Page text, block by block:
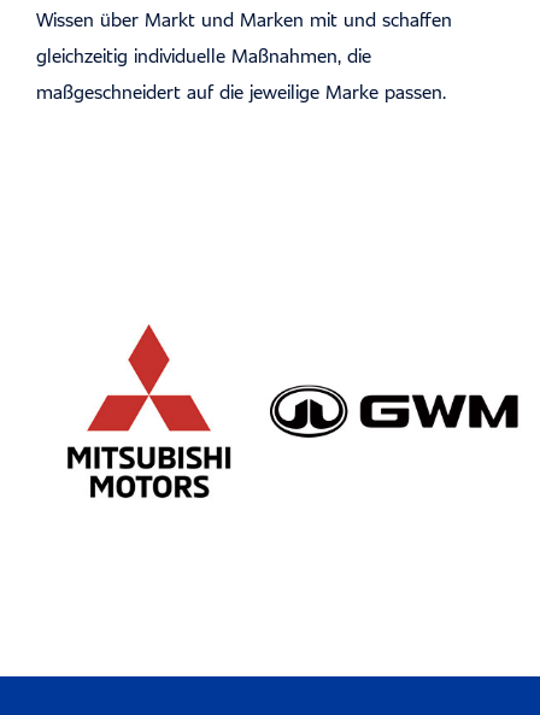
Wissen über Markt und Marken mit und schaffen
gleichzeitig individuelle Maßnahmen, die
maßgeschneidert auf die jeweilige Marke passen.